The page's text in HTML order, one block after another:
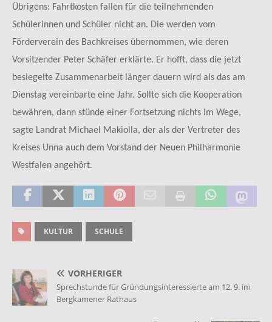
Übrigens: Fahrtkosten fallen für die teilnehmenden
Schülerinnen und Schüler nicht an. Die werden vom
Förderverein des Bachkreises übernommen, wie deren
Vorsitzender Peter Schäfer erklärte. Er hofft, dass die jetzt
besiegelte Zusammenarbeit länger dauern wird als das am
Dienstag vereinbarte eine Jahr. Sollte sich die Kooperation
bewähren, dann stünde einer Fortsetzung nichts im Wege,
sagte Landrat Michael Makiolla, der als der Vertreter des
Kreises Unna auch dem Vorstand der Neuen Philharmonie
Westfalen angehört.
KULTUR SCHULE
VORHERIGER
Sprechstunde für Gründungsinteressierte am 12. 9. im
Bergkamener Rathaus